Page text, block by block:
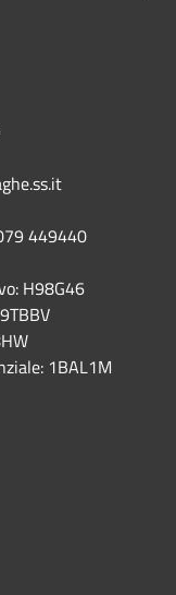
449440
H98G46
1BAL1M